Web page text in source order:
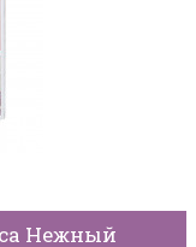
Нежный